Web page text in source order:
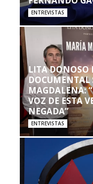
ENTREVISTAS
LITA DONOSO
DOCUMENTAL
MAGDALENA:
VOZ DE ESTA
NEGADA”
ENTREVISTAS